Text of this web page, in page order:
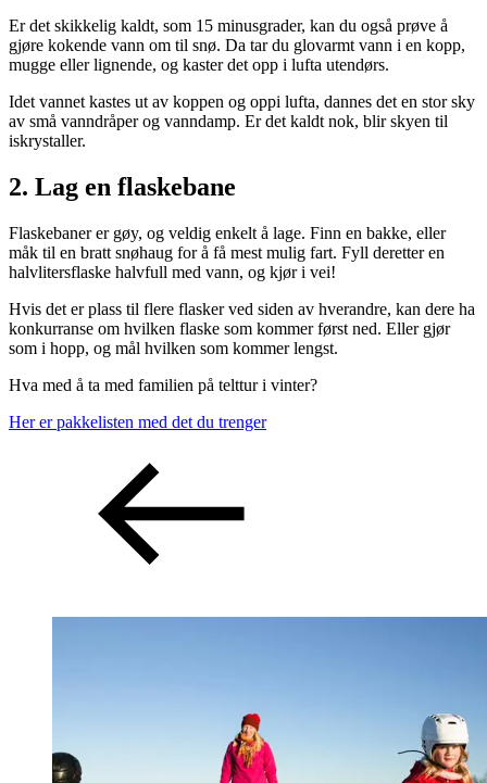
Er det skikkelig kaldt, som 15 minusgrader, kan du også prøve å
gjøre kokende vann om til snø. Da tar du glovarmt vann i en kopp,
mugge eller lignende, og kaster det opp i lufta utendørs.
Idet vannet kastes ut av koppen og oppi lufta, dannes det en stor sky
av små vanndråper og vanndamp. Er det kaldt nok, blir skyen til
iskrystaller.
2. Lag en flaskebane
Flaskebaner er gøy, og veldig enkelt å lage. Finn en bakke, eller
måk til en bratt snøhaug for å få mest mulig fart. Fyll deretter en
halvlitersflaske halvfull med vann, og kjør i vei!
Hvis det er plass til flere flasker ved siden av hverandre, kan dere ha
konkurranse om hvilken flaske som kommer først ned. Eller gjør
som i hopp, og mål hvilken som kommer lengst.
Hva med å ta med familien på telttur i vinter?
Her er pakkelisten med det du trenger